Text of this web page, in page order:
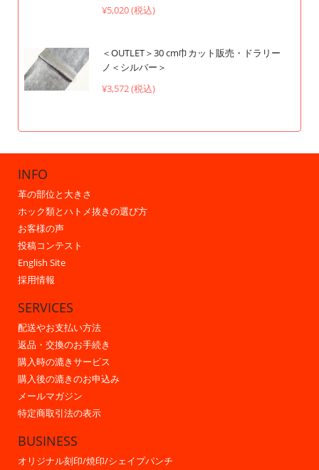
¥5,020 (税込)
＜OUTLET＞30 cm巾カット販売・ドラリー
ノ＜シルバー＞
¥3,572 (税込)
INFO
革の部位と大きさ
ホック類とハトメ抜きの選び方
お客様の声
投稿コンテスト
English Site
採用情報
SERVICES
配送やお支払い方法
返品・交換のお手続き
購入時の漉きサービス
購入後の漉きのお申込み
メールマガジン
特定商取引法の表示
BUSINESS
オリジナル刻印/焼印/シェイプパンチ